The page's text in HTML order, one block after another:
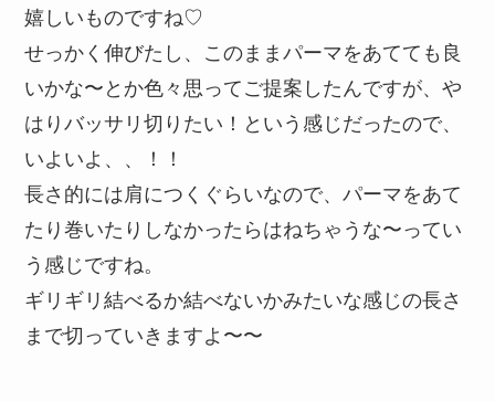
嬉しいものですね♡
せっかく伸びたし、このままパーマをあてても良
いかな〜とか色々思ってご提案したんですが、や
はりバッサリ切りたい！という感じだったので、
いよいよ、、！！
長さ的には肩につくぐらいなので、パーマをあて
たり巻いたりしなかったらはねちゃうな〜ってい
う感じですね。
ギリギリ結べるか結べないかみたいな感じの長さ
まで切っていきますよ〜〜